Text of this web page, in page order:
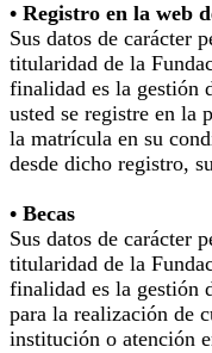
• Registro en la web
Sus datos de carácter
titularidad de la
finalidad es la gestión
usted se registre en la
la matrícula en su
desde dicho registro,
• Becas
Sus datos de carácter
titularidad de la
finalidad es la gestión
para la realización de
institución o atención